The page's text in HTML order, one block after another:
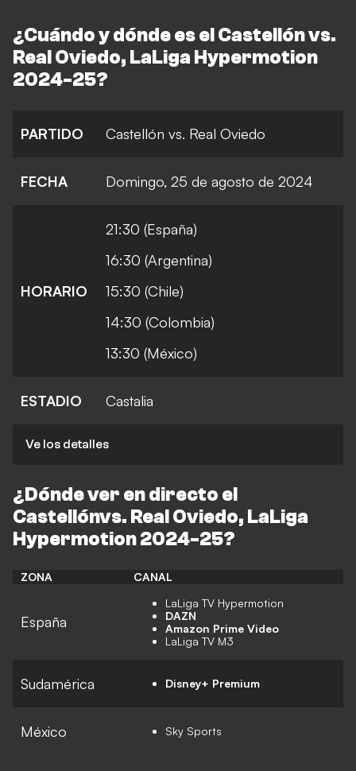
¿Cuándo y dónde es el Castellón vs.
Real Oviedo, LaLiga Hypermotion
2024-25?
PARTIDO Castellón vs. Real Oviedo
FECHA Domingo, 25 de agosto de 2024
HORARIO
21:30 (España)
16:30 (Argentina)
15:30 (Chile)
14:30 (Colombia)
13:30 (México)
ESTADIO Castalia
Ve los detalles
¿Dónde ver en directo el
Castellónvs. Real Oviedo, LaLiga
Hypermotion 2024-25?
ZONA CANAL
España
LaLiga TV Hypermotion
DAZN
Amazon Prime Video
LaLiga TV M3
Sudamérica Disney+ Premium
México Sky Sports